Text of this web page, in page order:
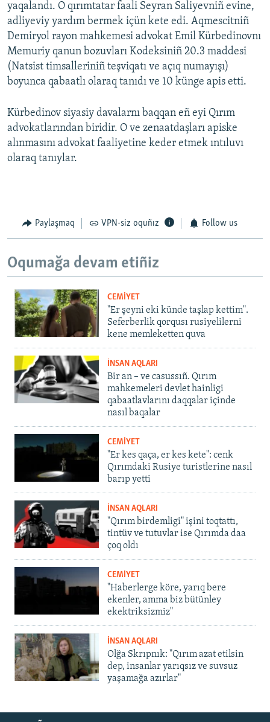
yaqalandı. O qırımtatar faali Seyran Saliyevniñ evine,
adliyeviy yardım bermek içün kete edi. Aqmescitniñ
Demiryol rayon mahkemesi advokat Emil Kürbedinovnı
Memuriy qanun bozuvları Kodeksiniñ 20.3 maddesi
(Natsist timsalleriniñ teşviqatı ve açıq numayışı)
boyunca qabaatlı olaraq tanıdı ve 10 künge apis etti.
Kürbedinov siyasiy davalarnı baqqan eñ eyi Qırım
advokatlarından biridir. O ve zenaatdaşları apiske
alınmasını advokat faaliyetine keder etmek ıntıluvı
olaraq tanıylar.
Paylaşmaq VPN-siz oquñız Follow us
Oqumağa devam etiñiz
CEMİYET
"Er şeyni eki künde taşlap kettim".
Seferberlik qorqusı rusiyelilerni
kene memleketten quva
İNSAN AQLARI
Bir an – ve casussıñ. Qırım
mahkemeleri devlet hainligi
qabaatlavlarını daqqalar içinde
nasıl baqalar
CEMİYET
"Er kes qaça, er kes kete": cenk
Qırımdaki Rusiye turistlerine nasıl
barıp yetti
İNSAN AQLARI
"Qırım birdemligi" işini toqtattı,
tintüv ve tutuvlar ise Qırımda daa
çoq oldı
CEMİYET
"Haberlerge köre, yarıq bere
ekenler, amma biz bütünley
ekektriksizmiz"
İNSAN AQLARI
Olğa Skrıpnık: "Qırım azat etilsin
dep, insanlar yarıqsız ve suvsuz
yaşamağa azırlar"